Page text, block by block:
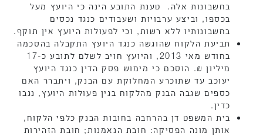
בחשבונות אלה. טענת התובע הינה כי היועץ מעל
בכספו, וביצע ערבויות ושעבודים כנגד נכסים
בחשבונותיו ללא רשות, וכי לפעולות היועץ אין תוקף.
תביעת הלקוח שהוגשה כנגד היועץ התקבלה בהסכמה
בחודש מאי 2013, והיועץ חויב לשלם לתובע כ-17
מיליון ₪. הוסכם כי מימוש פסק הדין כנגד היועץ
יעוכב עד שתוכרע המחלוקת עם הבנק, ויתברר האם
כספים שגבה הבנק מהלקוח בגין פעולות היועץ, נגבו
כדין.
בית המשפט דן בהרחבה בחובות הבנק כלפי הלקוח,
אותן מונה הפסיקה: חובת הנאמנות; חובת הזהירות